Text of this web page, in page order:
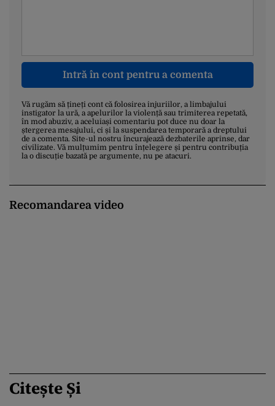
Intră în cont pentru a comenta
Vă rugăm să țineți cont că folosirea injuriilor, a limbajului
instigator la ură, a apelurilor la violență sau trimiterea repetată,
în mod abuziv, a aceluiași comentariu pot duce nu doar la
ștergerea mesajului, ci și la suspendarea temporară a dreptului
de a comenta. Site-ul nostru încurajează dezbaterile aprinse, dar
civilizate. Vă mulțumim pentru înțelegere și pentru contribuția
la o discuție bazată pe argumente, nu pe atacuri.
Recomandarea video
Citește Și